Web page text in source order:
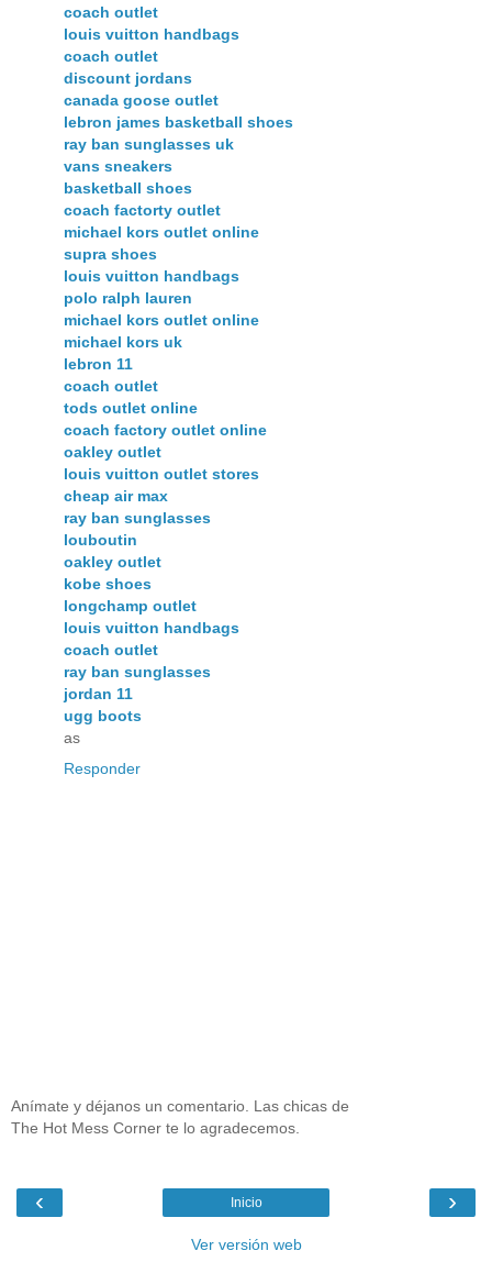
coach outlet
louis vuitton handbags
coach outlet
discount jordans
canada goose outlet
lebron james basketball shoes
ray ban sunglasses uk
vans sneakers
basketball shoes
coach factorty outlet
michael kors outlet online
supra shoes
louis vuitton handbags
polo ralph lauren
michael kors outlet online
michael kors uk
lebron 11
coach outlet
tods outlet online
coach factory outlet online
oakley outlet
louis vuitton outlet stores
cheap air max
ray ban sunglasses
louboutin
oakley outlet
kobe shoes
longchamp outlet
louis vuitton handbags
coach outlet
ray ban sunglasses
jordan 11
ugg boots
as
Responder
Anímate y déjanos un comentario. Las chicas de
The Hot Mess Corner te lo agradecemos.
‹ ›
Inicio
Ver versión web